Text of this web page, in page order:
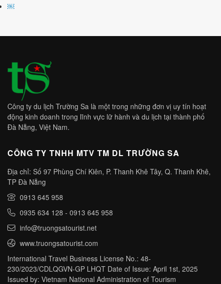
￼
Công ty du lịch Trường Sa là một trong những đơn vị uy tín hoạt
động kinh doanh trong lĩnh vực lữ hành và du lịch tại thành phố
Đà Nẵng, Việt Nam.
CÔNG TY TNHH MTV TM DL TRƯỜNG SA
Địa chỉ: Số 97 Phùng Chí Kiên, P. Thanh Khê Tây, Q. Thanh Khê,
TP Đà Nẵng
0913 645 958
0935 634 128 - 0913 645 958
info@truongsatourist.net
www.truongsatourist.com
International Travel Business License No.: 48-
230/2023/CDLQGVN-GP LHQT Date of Issue: April 1st, 2025
Issued by: Vietnam National Administration of Tourism